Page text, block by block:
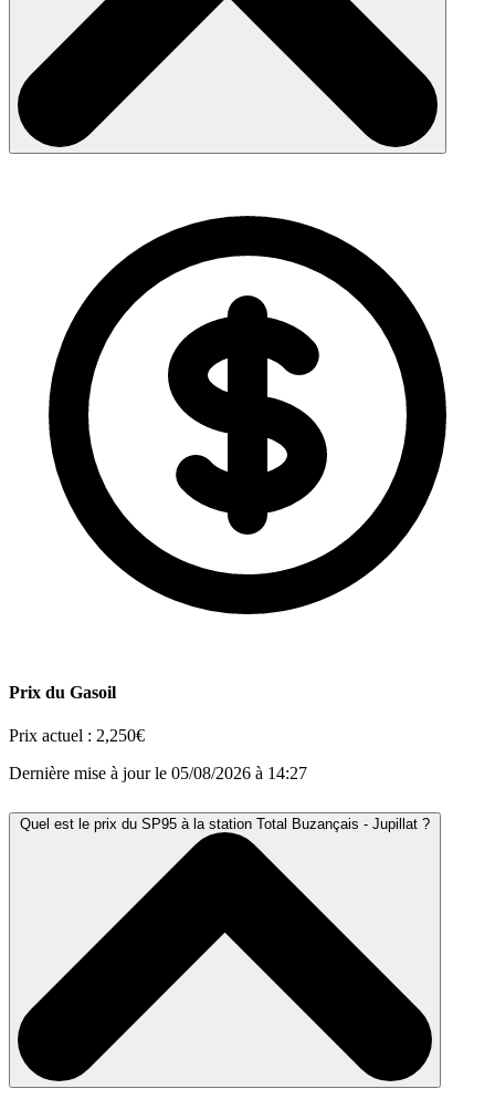
Prix du Gasoil
Prix actuel : 2,250€
Dernière mise à jour le 05/08/2026 à 14:27
Quel est le prix du SP95 à la station Total Buzançais - Jupillat ?